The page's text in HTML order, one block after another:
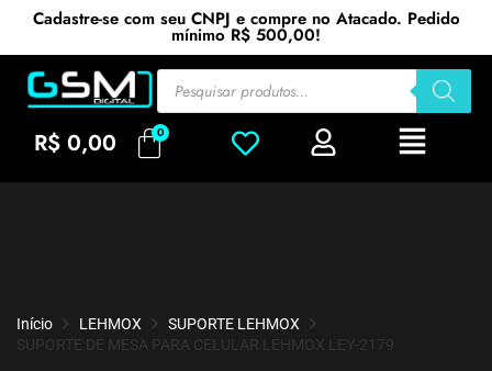
Cadastre-se com seu CNPJ e compre no Atacado. Pedido
mínimo R$ 500,00!
R$ 0,00
Início LEHMOX
SUPORTE LEHMOX
SUPORTE DE MESA PARA CELULAR LEHMOX LEY-2179